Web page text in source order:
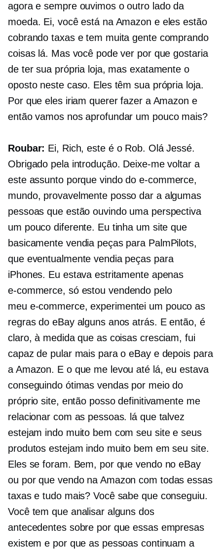
agora e sempre ouvimos o outro lado da
moeda. Ei, você está na Amazon e eles estão
cobrando taxas e tem muita gente comprando
coisas lá. Mas você pode ver por que gostaria
de ter sua própria loja, mas exatamente o
oposto neste caso. Eles têm sua própria loja.
Por que eles iriam querer fazer a Amazon e
então vamos nos aprofundar um pouco mais?
Roubar: Ei, Rich, este é o Rob. Olá Jessé.
Obrigado pela introdução. Deixe-me voltar a
este assunto porque vindo doe-commerce,
mundo, provavelmente posso dar a algumas
pessoas que estão ouvindo uma perspectiva
um pouco diferente. Eu tinha um site que
basicamente vendia peças para PalmPilots,
que eventualmente vendia peças para
iPhones. Eu estava estritamente apenas
e-commerce, só estou vendendo pelo
meu e-commerce, experimentei um pouco as
regras do eBay alguns anos atrás. E então, é
claro, à medida que as coisas cresciam, fui
capaz de pular mais para o eBay e depois para
a Amazon. E o que me levou até lá, eu estava
conseguindo ótimas vendas por meio do
próprio site, então posso definitivamente me
relacionar com as pessoas. lá que talvez
estejam indo muito bem com seu site e seus
produtos estejam indo muito bem em seu site.
Eles se foram. Bem, por que vendo no eBay
ou por que vendo na Amazon com todas essas
taxas e tudo mais? Você sabe que conseguiu.
Você tem que analisar alguns dos
antecedentes sobre por que essas empresas
existem e por que as pessoas continuam a